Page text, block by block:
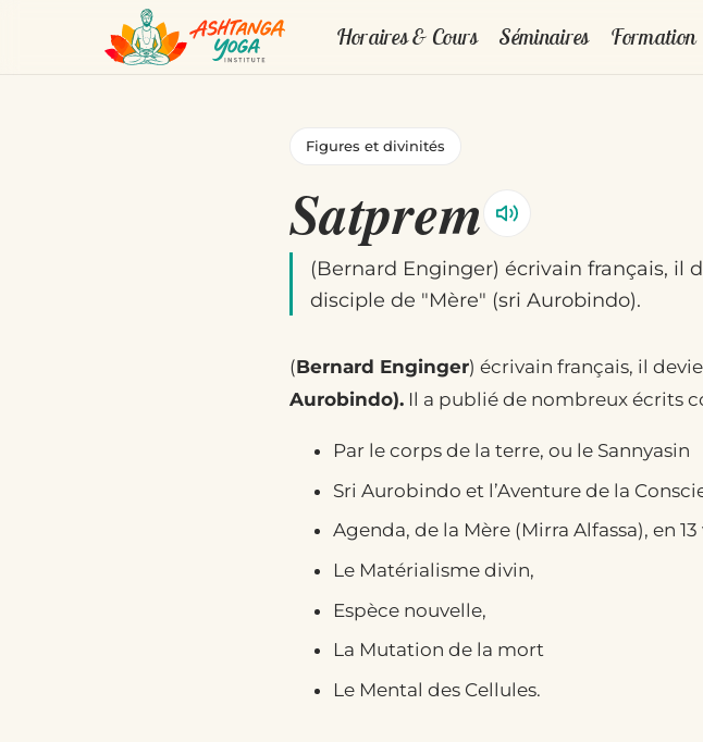
Horaires & Cours Séminaires Formation
Figures et divinités
Satprem
(Bernard Enginger) écrivain français, il
disciple de "Mère" (sri Aurobindo).
(Bernard Enginger) écrivain français, il
Aurobindo). Il a publié de nombreux écrits
Par le corps de la terre, ou le Sannyasin
Sri Aurobindo et l’Aventure de la
Agenda, de la Mère (Mirra Alfassa), en
Le Matérialisme divin,
Espèce nouvelle,
La Mutation de la mort
Le Mental des Cellules.